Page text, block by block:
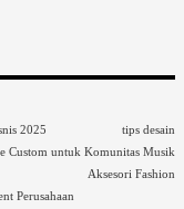
2025
tips desain
Custom untuk Komunitas Musik
Aksesori Fashion
Perusahaan